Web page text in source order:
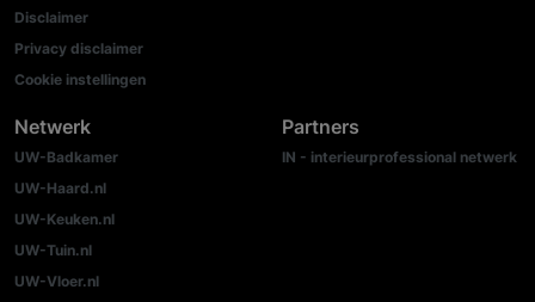
Disclaimer
Privacy disclaimer
Cookie instellingen
Netwerk
UW-Badkamer
UW-Haard.nl
UW-Keuken.nl
UW-Tuin.nl
UW-Vloer.nl
Partners
IN - interieurprofessional netwerk